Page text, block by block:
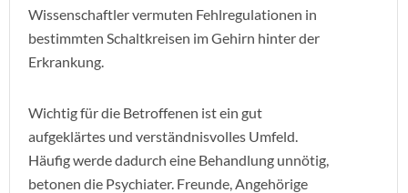
Wissenschaftler vermuten Fehlregulationen in
bestimmten Schaltkreisen im Gehirn hinter der
Erkrankung.
Wichtig für die Betroffenen ist ein gut
aufgeklärtes und verständnisvolles Umfeld.
Häufig werde dadurch eine Behandlung unnötig,
betonen die Psychiater. Freunde, Angehörige